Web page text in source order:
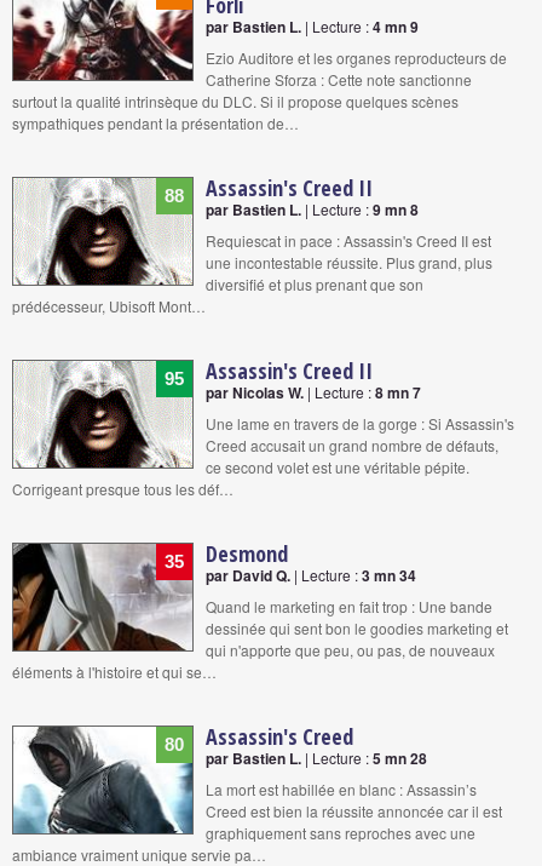
par Bastien L. | Lecture :4 mn 9
Ezio Auditore et les organes reproducteurs de
Catherine Sforza : Cette note sanctionne
surtout la qualité intrinsèque du DLC. Si il propose quelques scènes
sympathiques pendant la présentation de…
88 Assassin's Creed II
par Bastien L. | Lecture :9 mn 8
Requiescat in pace : Assassin's Creed II est
une incontestable réussite. Plus grand, plus
diversifié et plus prenant que son
prédécesseur, Ubisoft Mont…
95 Assassin's Creed II
par Nicolas W. | Lecture :8 mn 7
Une lame en travers de la gorge : Si Assassin's
Creed accusait un grand nombre de défauts,
ce second volet est une véritable pépite.
Corrigeant presque tous les déf…
35 Desmond
par David Q. | Lecture :3 mn 34
Quand le marketing en fait trop : Une bande
dessinée qui sent bon le goodies marketing et
qui n'apporte que peu, ou pas, de nouveaux
éléments à l'histoire et qui se…
80 Assassin's Creed
par Bastien L. | Lecture :5 mn 28
La mort est habillée en blanc : Assassin’s
Creed est bien la réussite annoncée car il est
graphiquement sans reproches avec une
ambiance vraiment unique servie pa…